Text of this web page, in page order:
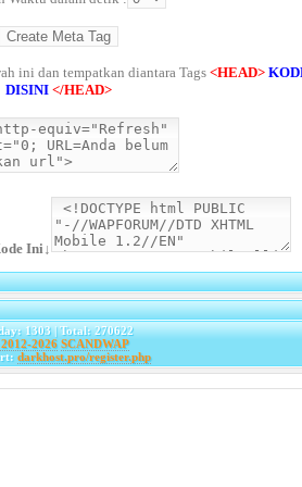
ini dan tempatkan diantara Tags <HEAD>
DISINI </HEAD>
Ini↓
1303 | Total: 270622
2026 SCANDWAP
darkhost.pro/register.php